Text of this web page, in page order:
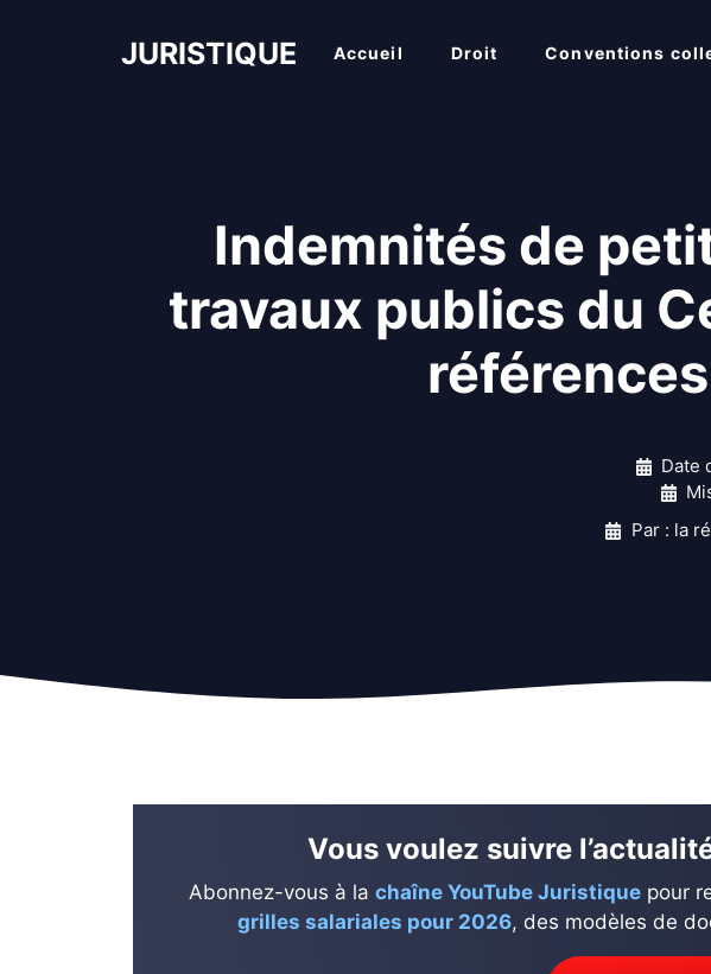
JURISTIQUE Accueil Droit Conventions
Indemnités de
travaux publics du
Date
Par : la
Vous voulez suivre
Abonnez-vous à la chaîne YouTube Juristique pour
grilles salariales pour 2026, des modèles de